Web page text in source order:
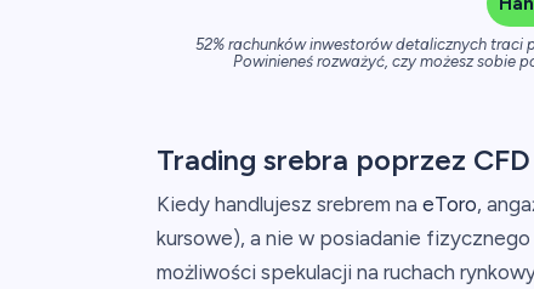
52% rachunków inwestorów detalicznych traci
Powinieneś rozważyć, czy możesz sobie
Trading srebra poprzez CFD
Kiedy handlujesz srebrem na eToro,
kursowe), a nie w posiadanie
możliwości spekulacji na ruchach